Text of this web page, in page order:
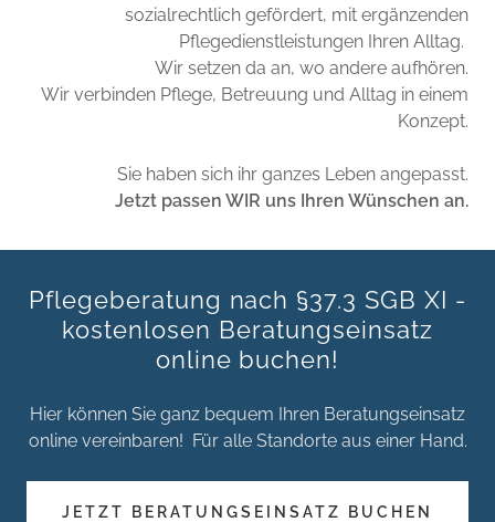
sozialrechtlich gefördert, mit ergänzenden
Pflegedienstleistungen Ihren Alltag.
Wir setzen da an, wo andere aufhören.
Wir verbinden Pflege, Betreuung und Alltag in einem
Konzept.
Sie haben sich ihr ganzes Leben angepasst.
Jetzt passen WIR uns Ihren Wünschen an.
Pflegeberatung nach §37.3 SGB XI -
kostenlosen Beratungseinsatz
online buchen!
Hier können Sie ganz bequem Ihren Beratungseinsatz
online vereinbaren! Für alle Standorte aus einer Hand.
JETZT BERATUNGSEINSATZ BUCHEN